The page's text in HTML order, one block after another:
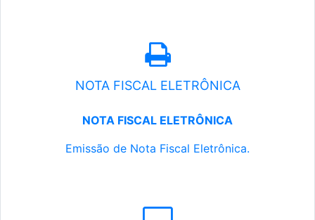
NOTA FISCAL ELETRÔNICA
NOTA FISCAL ELETRÔNICA
Emissão de Nota Fiscal Eletrônica.